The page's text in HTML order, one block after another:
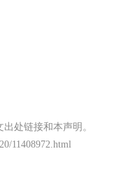
处链接和本声明。
11408972.html